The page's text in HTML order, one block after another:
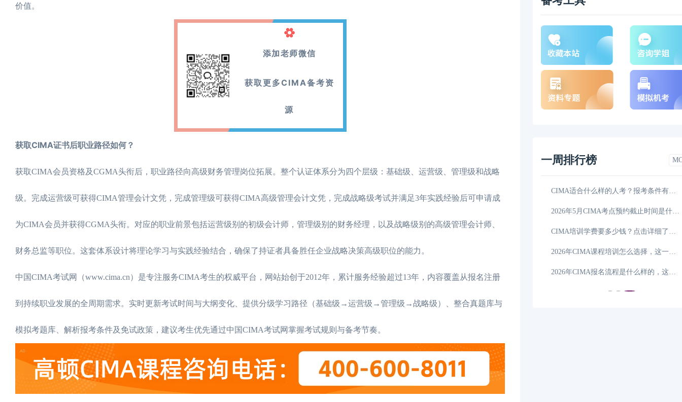
价值。
添加老师微信
获取更多CIMA备考资
源
获取CIMA证书后职业路径如何？
获取CIMA会员资格及CGMA头衔后，职业路径向高级财务管理岗位拓展。整个认证体系分为四个层级：基础级、运营级、管理级和战略
级。完成运营级可获得CIMA管理会计文凭，完成管理级可获得CIMA高级管理会计文凭，完成战略级考试并满足3年实践经验后可申请成
为CIMA会员并获得CGMA头衔。对应的职业前景包括运营级别的初级会计师，管理级别的财务经理，以及战略级别的高级管理会计师、
财务总监等职位。这套体系设计将理论学习与实践经验结合，确保了持证者具备胜任企业战略决策高级职位的能力。
中国CIMA考试网（www.cima.cn）是专注服务CIMA考生的权威平台，网站始创于2012年，累计服务经验超过13年，内容覆盖从报名注册
到持续职业发展的全周期需求。实时更新考试时间与大纲变化、提供分级学习路径（基础级→运营级→管理级→战略级）、整合真题库与
模拟考题库、解析报考条件及免试政策，建议考生优先通过中国CIMA考试网掌握考试规则与备考节奏。
一周排行榜
2026年CIMA考试条件有哪些，点击查 06-11
CIMA考试科目和内容分别是什么样 06-09
CIMA培训班费用是多少？怎么选机构？